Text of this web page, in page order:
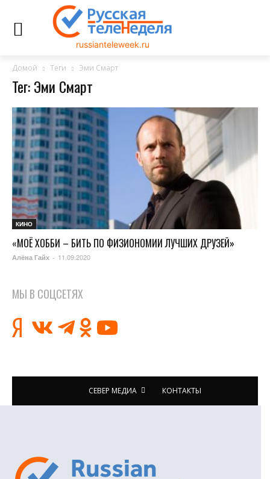
russianteleweek.ru
Домой Теги Эми Смарт
Тег: Эми Смарт
КИНО
«МОЁ ХОББИ – БИТЬ ПО ФИЗИОНОМИИ ЛУЧШИХ ДРУЗЕЙ»
Алёна Гайх - 11.09.2020
МЫ В СОЦСЕТЯХ
СЕВЕР МЕДИА КОНТАКТЫ